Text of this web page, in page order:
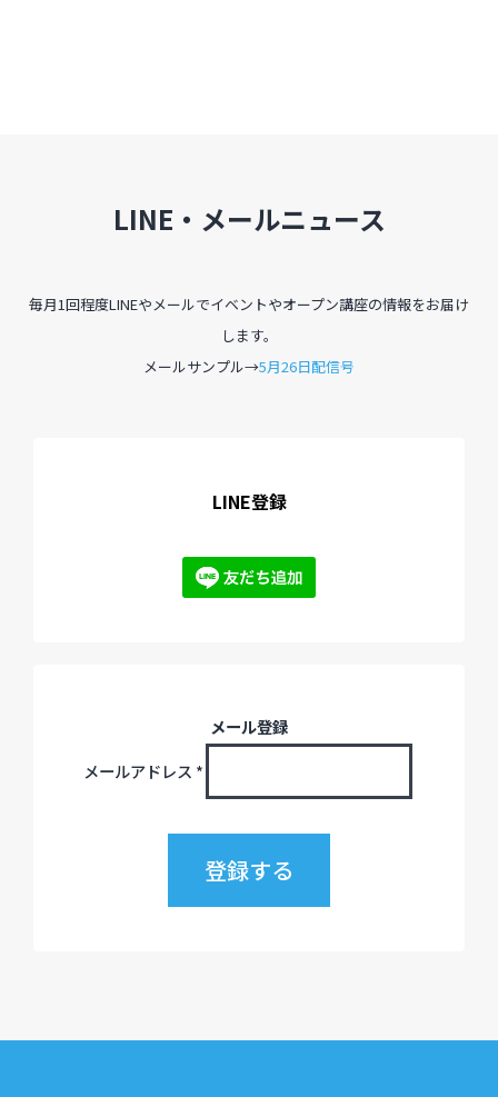
LINE・メールニュース
毎月1回程度LINEやメールでイベントやオープン講座の情報をお届け
します。
メールサンプル→5月26日配信号
LINE登録
メール登録
メールアドレス *